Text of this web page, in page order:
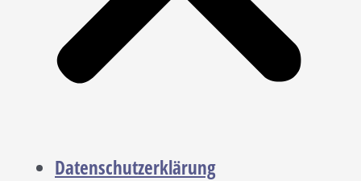
Datenschutzerklärung